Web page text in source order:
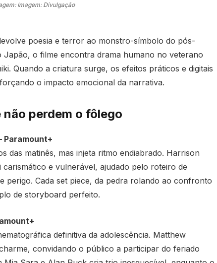
Imagem: Divulgação
poesia e terror ao monstro-símbolo do pós-
o filme encontra drama humano no veterano
Quando a criatura surge, os efeitos práticos e digitais
o impacto emocional da narrativa.
perdem o fôlego
Paramount+
das matinês, mas injeta ritmo endiabrado. Harrison
e vulnerável, ajudado pelo roteiro de
perigo. Cada set piece, da pedra rolando ao confronto
de storyboard perfeito.
definitiva da adolescência. Matthew
convidando o público a participar do feriado